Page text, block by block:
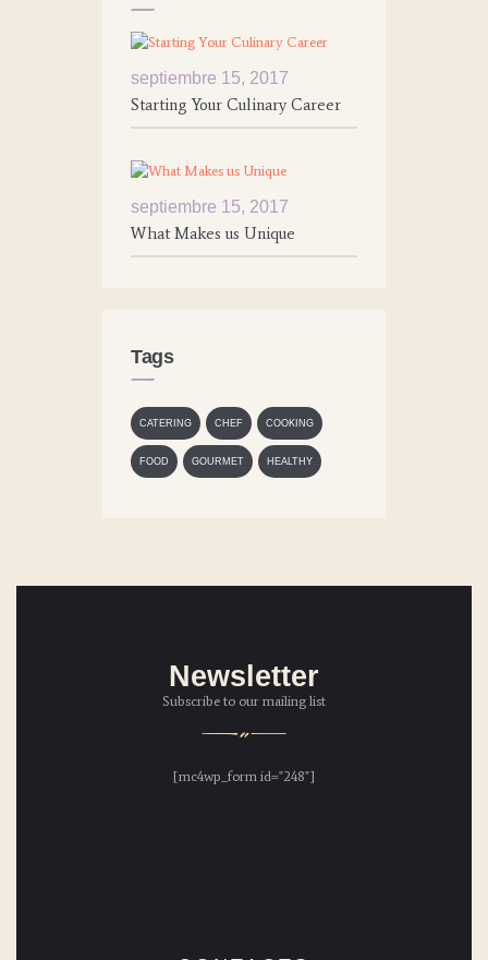
septiembre 15, 2017
Starting Your Culinary Career
septiembre 15, 2017
What Makes us Unique
Tags
CATERING CHEF COOKING
FOOD GOURMET HEALTHY
Newsletter
Subscribe to our mailing list
[mc4wp_form id="248"]